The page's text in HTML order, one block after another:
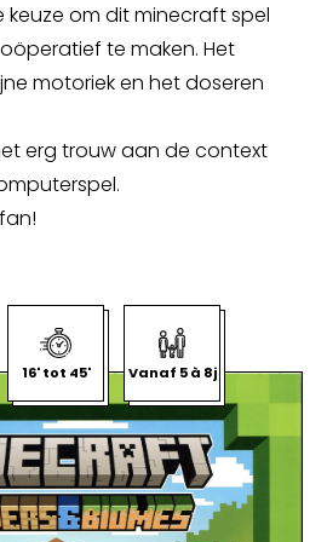
keuze om dit minecraft spel
te maken. Het
motoriek en het doseren
erg trouw aan de context
16' tot 45' Vanaf 5 à 8j